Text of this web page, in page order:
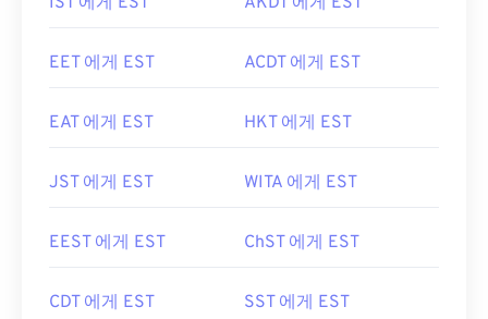
EET 에게 EST ACDT 에게 EST
EAT 에게 EST HKT 에게 EST
JST 에게 EST WITA 에게 EST
EEST 에게 EST ChST 에게 EST
CDT 에게 EST SST 에게 EST